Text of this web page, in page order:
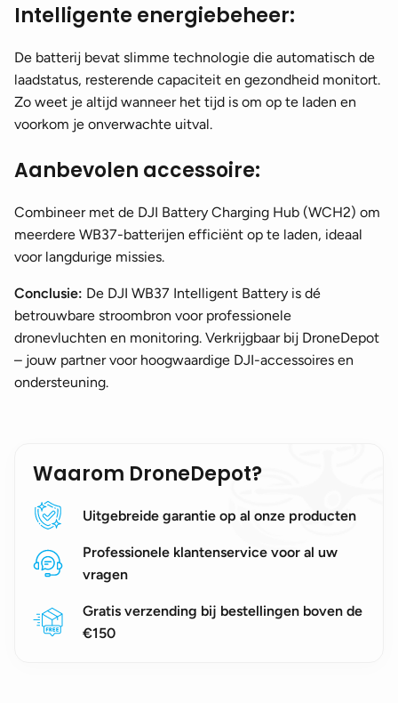
Intelligente energiebeheer:
De batterij bevat slimme technologie die automatisch de
laadstatus, resterende capaciteit en gezondheid monitort.
Zo weet je altijd wanneer het tijd is om op te laden en
voorkom je onverwachte uitval.
Aanbevolen accessoire:
Combineer met de DJI Battery Charging Hub (WCH2) om
meerdere WB37-batterijen efficiënt op te laden, ideaal
voor langdurige missies.
Conclusie: De DJI WB37 Intelligent Battery is dé
betrouwbare stroombron voor professionele
dronevluchten en monitoring. Verkrijgbaar bij DroneDepot
– jouw partner voor hoogwaardige DJI-accessoires en
ondersteuning.
Waarom DroneDepot?
Uitgebreide garantie op al onze producten
Professionele klantenservice voor al uw
vragen
Gratis verzending bij bestellingen boven de
€150